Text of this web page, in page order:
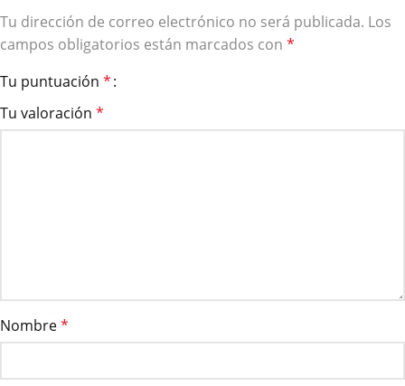
Tu dirección de correo electrónico no será publicada. Los
campos obligatorios están marcados con *
Tu puntuación *
Tu valoración *
Nombre*